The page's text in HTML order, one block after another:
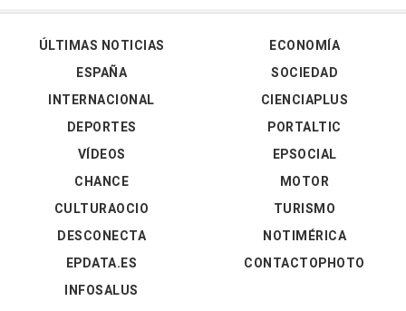
ÚLTIMAS NOTICIAS
ESPAÑA
INTERNACIONAL
DEPORTES
VÍDEOS
ECONOMÍA
SOCIEDAD
CIENCIAPLUS
PORTALTIC
EPSOCIAL
CHANCE
CULTURAOCIO
DESCONECTA
EPDATA.ES
INFOSALUS
MOTOR
TURISMO
NOTIMÉRICA
CONTACTOPHOTO